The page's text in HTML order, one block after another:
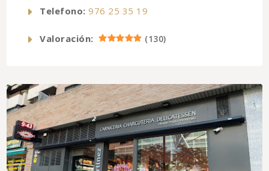
Telefono: 976 25 35 19
Valoración: (130)